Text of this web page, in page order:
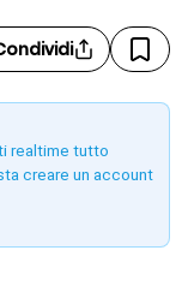
realtime tutto
creare un account